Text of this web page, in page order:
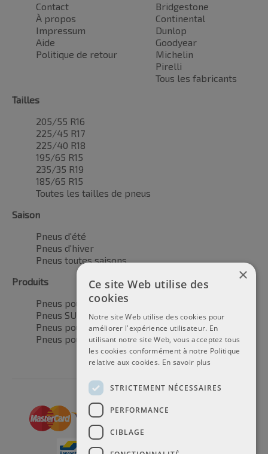
Contact
À propos
Impressum
Aide
Politique de retour
Bridgestone
Continental
Dunlop
Goodyear
Michelin
Pirelli
Tous les fabricants
Tailles
205/55 R16
225/45 R17
225/40 R18
195/65 R15
235/35 R19
185/65 R15
Toutes les tailles de pneus
Saison
Pneus d'été
Pneus d'hiver
Pneus toutes saisons
Produits
Pneus pour voitures
Pneus SUV / 4x4
Pneus pour camionnettes
Pneus pour motos
×
Ce site Web utilise des
cookies
Notre site Web utilise des cookies pour
améliorer l'expérience utilisateur. En
utilisant notre site Web, vous acceptez tous
les cookies conformément à notre Politique
relative aux cookies. En savoir plus
STRICTEMENT NÉCESSAIRES
PERFORMANCE
CIBLAGE